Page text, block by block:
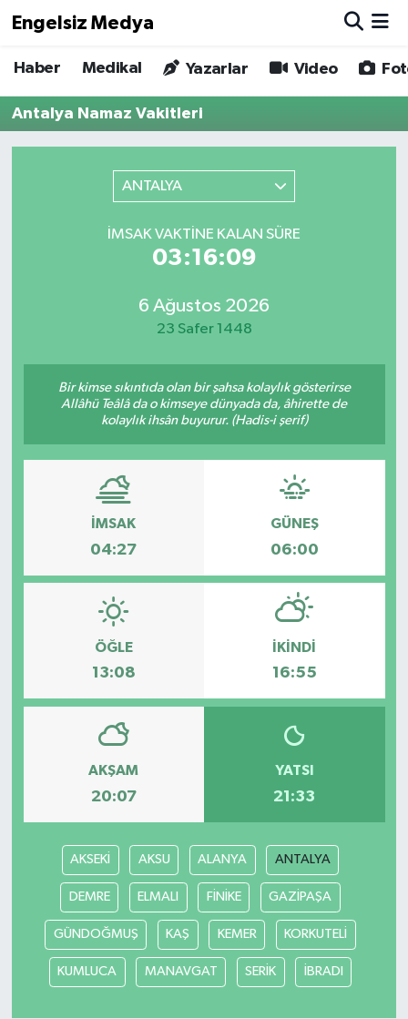
Engelsiz Medya
Haber Medikal Yazarlar Video
Antalya Namaz Vakitleri
ANTALYA
İMSAK VAKTINE KALAN SÜRE
03:16:09
6 Ağustos 2026
23 Safer 1448
Bir kimse sıkıntıda olan bir şahsa kolaylık gösterirse
Allâhü Teâlâ da o kimseye dünyada da, âhirette de
kolaylık ihsân buyurur. (Hadis-i şerif)
İMSAK
04:27
GÜNEŞ
06:00
ÖĞLE
13:08
İKINDI
16:55
AKŞAM
20:07
YATSI
21:33
AKSEKİ AKSU ALANYA ANTALYA
DEMRE ELMALI FİNİKE GAZİPAŞA
GÜNDOĞMUŞ KAŞ KEMER KORKUTELİ
KUMLUCA MANAVGAT SERİK İBRADI
Haber
Medikal
Gizlilik Sözleşmesi
Hava Durumu
Trafik Durumu
Son Dakika Haberleri